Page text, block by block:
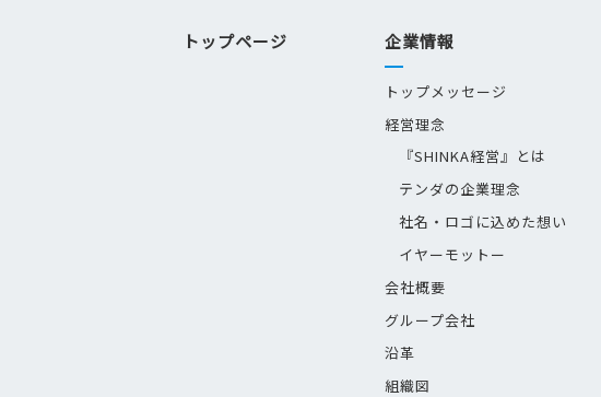
トップページ 企業情報
トップメッセージ
経営理念
『SHINKA経営』とは
テンダの企業理念
社名・ロゴに込めた想い
イヤーモットー
会社概要
グループ会社
沿革
組織図